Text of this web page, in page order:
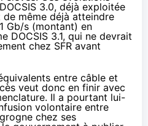
3.0, déjà exploitée
même déjà atteindre
Gb/s (montant) en
DOCSIS 3.1, qui ne devrait
chez SFRavant
entre câble et
veut donc en finir avec
Il a pourtant lui-
volontaire entre
chez ses